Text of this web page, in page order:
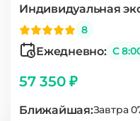
Индивидуальная
8
Ежедневно: С
57 350 ₽
Ближайшая:Завтра